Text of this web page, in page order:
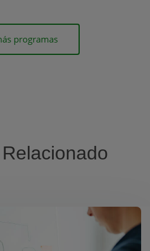
programas